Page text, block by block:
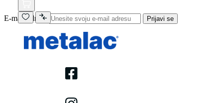
E-mail adresa Prijavi se